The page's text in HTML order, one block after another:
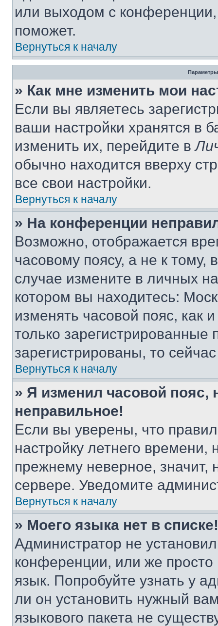
или выходом с
поможет.
Вернуться к началу
Параметры
» Как мне изменить мои
Если вы являетесь
ваши настройки хранятся в
изменить их, перейдите в
обычно находится вверху
все свои настройки.
Вернуться к началу
» На конференции
Возможно, отображается
часовому поясу, а не к тому,
случае измените в личных
котором вы находитесь:
изменять часовой пояс, как
только
зарегистрированы, то
Вернуться к началу
» Я изменил часовой пояс,
неправильное!
Если вы уверены, что
настройку летнего
прежнему неверное, значит,
сервере. Уведомите
Вернуться к началу
» Моего языка нет в списке!
Администратор не
конференции, или же
язык. Попробуйте узнать у
ли он установить нужный
языкового пакета не